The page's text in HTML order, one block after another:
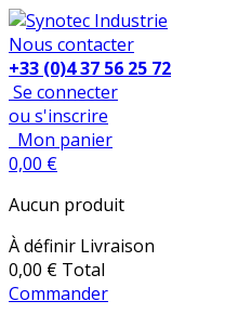
Nous contacter
+33 (0)4 37 56 25 72
Se connecter
ou s'inscrire
Mon panier
0,00 €
Aucun produit
À définir Livraison
0,00 € Total
Commander